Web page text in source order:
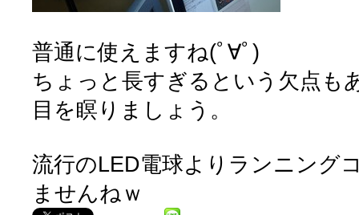
普通に使えますね(ﾟ∀ﾟ)
ちょっと長すぎるという欠点も
目を瞑りましょう。
流行のLED電球よりランニング
ませんねｗ